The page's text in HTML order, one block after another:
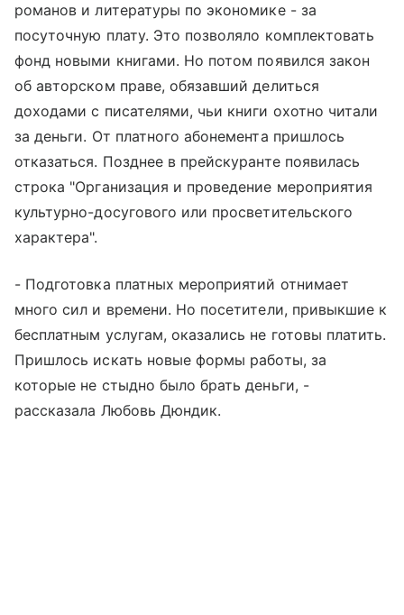
романов и литературы по экономике - за
посуточную плату. Это позволяло комплектовать
фонд новыми книгами. Но потом появился закон
об авторском праве, обязавший делиться
доходами с писателями, чьи книги охотно читали
за деньги. От платного абонемента пришлось
отказаться. Позднее в прейскуранте появилась
строка "Организация и проведение мероприятия
культурно-досугового или просветительского
характера".
- Подготовка платных мероприятий отнимает
много сил и времени. Но посетители, привыкшие к
бесплатным услугам, оказались не готовы платить.
Пришлось искать новые формы работы, за
которые не стыдно было брать деньги, -
рассказала Любовь Дюндик.